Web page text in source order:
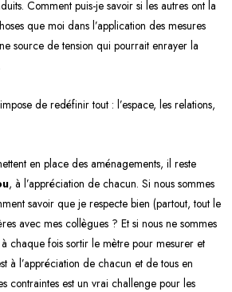
Comment puis-je savoir si les autres ont la
que moi dans l’application des mesures
source de tension qui pourrait enrayer la
de redéfinir tout : l’espace, les relations,
en place des aménagements, il reste
, à l’appréciation de chacun. Si nous sommes
savoir que je respecte bien (partout, tout le
avec mes collègues ? Et si nous ne sommes
chaque fois sortir le mètre pour mesurer et
à l’appréciation de chacun et de tous en
contraintes est un vrai challenge pour les